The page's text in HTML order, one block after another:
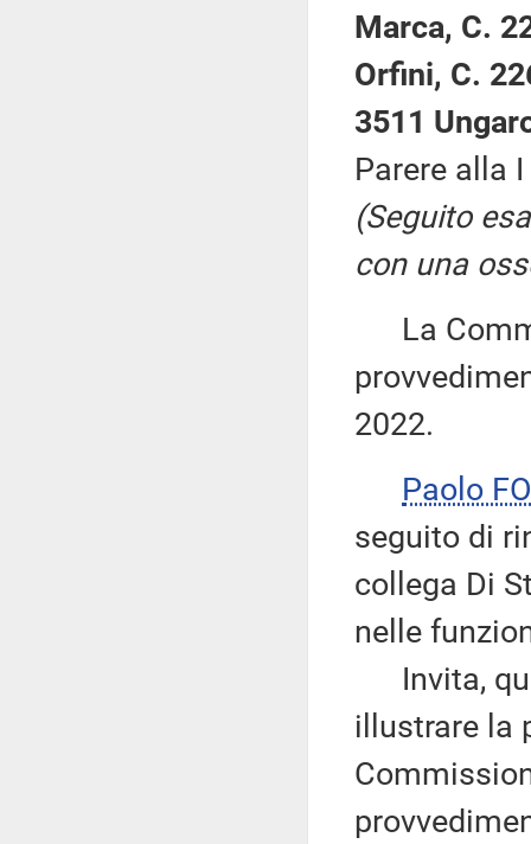
Marca, C.
Orfini, C.
3511
Parere alla
(Seguito
con una
La
2022.
Paolo
seguito di
collega Di
nelle
Invita,
illustrare la